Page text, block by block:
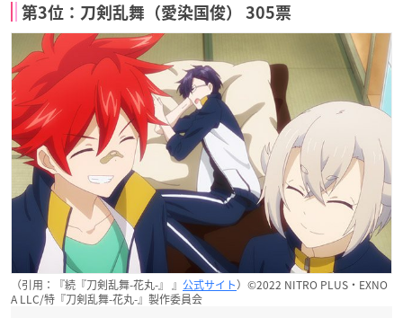
第3位：刀剣乱舞（愛染国俊） 305票
（引用：『続『刀剣乱舞-花丸-』 』 公式サイト）©2022 NITRO PLUS・EXNO
A LLC/特『刀剣乱舞-花丸-』製作委員会